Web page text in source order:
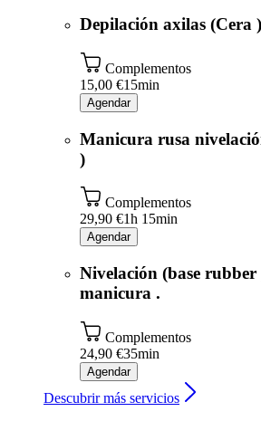
Depilación axilas (Cera )
Complementos
15,00 €15min
Agendar
Manicura rusa
)
Complementos
29,90 €1h 15min
Agendar
Nivelación (base
manicura .
Complementos
24,90 €35min
Agendar
Descubrir más servicios